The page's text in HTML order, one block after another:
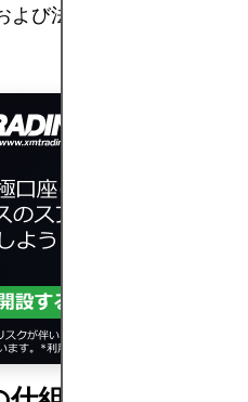
よび法的議論と密接に結